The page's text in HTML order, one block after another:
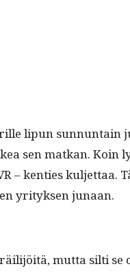
lipun sun­nun­tain
sen matkan.
– ken­ties
yri­tyk­sen junaan.
mut­ta silti se